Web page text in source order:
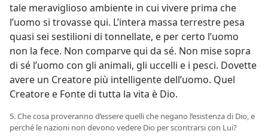
tale meraviglioso ambiente in cui vivere prima che
l’uomo si trovasse qui. L’intera massa terrestre pesa
quasi sei sestilioni di tonnellate, e per certo l’uomo
non la fece. Non comparve qui da sé. Non mise sopra
di sé l’uomo con gli animali, gli uccelli e i pesci. Dovette
avere un Creatore più intelligente dell’uomo. Quel
Creatore e Fonte di tutta la vita è Dio.
5. Che cosa proveranno d’essere quelli che negano l’esistenza di Dio, e
perché le nazioni non devono vedere Dio per scontrarsi con Lui?